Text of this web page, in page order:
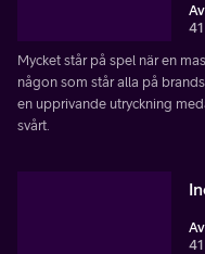
Mycket står på spel när en
någon som står alla på
en upprivande utryckning
svårt.